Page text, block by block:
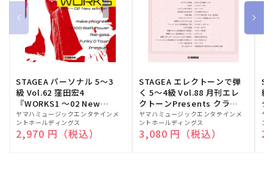
STAGEA パーソナル 5～3
級 Vol.62 窪田宏4
『WORKS1 ～02 New
edition～』
販
売
元:
ヤマハミュージックエンタテインメ
ントホールディングス
通常価格
2,970 円（税込）
STAGEA エレクトーンで弾
く 5～4級 Vol.88 月刊エレ
クトーンPresents クラシ
ック名曲集
販
売
元:
ヤマハミュージックエンタテインメ
ントホールディングス
通常価格
3,080 円（税込）
級
ク
販
売
元:
ヤ
ン